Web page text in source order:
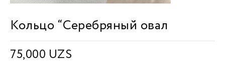
Кольцо “Серебряный овал
75,000 UZS